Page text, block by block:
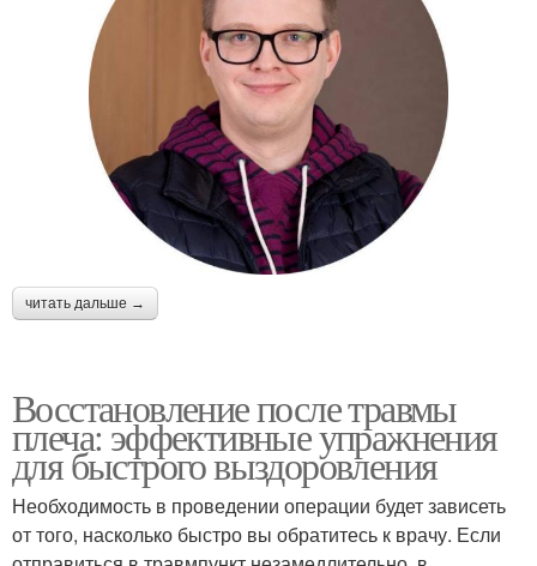
читать дальше →
Восстановление после травмы
плеча: эффективные упражнения
для быстрого выздоровления
Необходимость в проведении операции будет зависеть
от того, насколько быстро вы обратитесь к врачу. Если